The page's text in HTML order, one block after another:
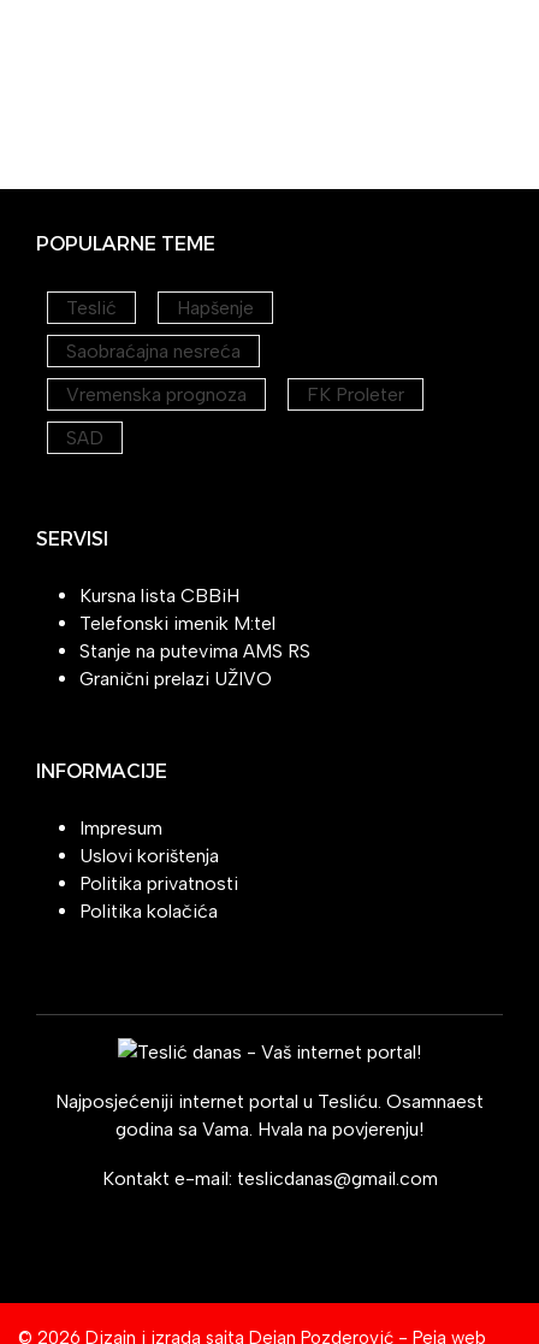
POPULARNE TEME
Teslić
Hapšenje
Saobraćajna nesreća
Vremenska prognoza
FK Proleter
SAD
SERVISI
Kursna lista CBBiH
Telefonski imenik M:tel
Stanje na putevima AMS RS
Granični prelazi UŽIVO
INFORMACIJE
Impresum
Uslovi korištenja
Politika privatnosti
Politika kolačića
Najposjećeniji internet portal u Tesliću. Osamnaest
godina sa Vama. Hvala na povjerenju!
Kontakt e-mail: teslicdanas@gmail.com
© 2026 Dizajn i izrada sajta Dejan Pozderović - Peja web